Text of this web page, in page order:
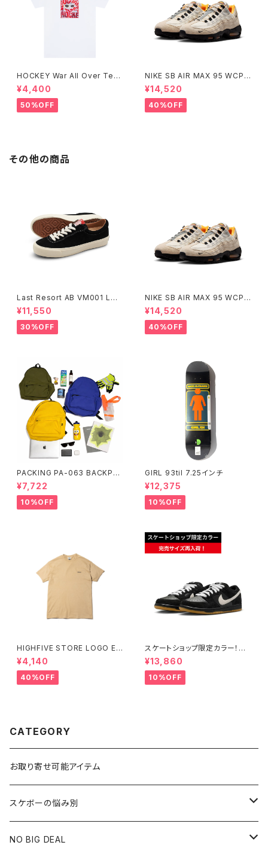
HOCKEY War All Over Tee
ホワイト
¥4,400
50%OFF
NIKE SB AIR MAX 95 WCP
ナイキエスビー エアマックス フ
ットボールコレクション Small
Size
¥14,520
40%OFF
その他の商品
Last Resort AB VM001 LO
W BLACK/WHITE
¥11,550
30%OFF
NIKE SB AIR MAX 95 WCP
ナイキエスビー エアマックス フ
ットボールコレクション Small
Size
¥14,520
40%OFF
PACKING PA-063 BACKPA
CK BLACK,OLIVE,BLUE,YEL
LOW
¥7,722
10%OFF
GIRL 93til 7.25インチ
¥12,375
10%OFF
HIGHFIVE STORE LOGO EM
BROIDERY TEE TAN
¥4,140
40%OFF
スケートショップ限定カラー！NI
KE SB DUNK LOW PRO BLA
CK/WHITE/GUM
¥13,860
10%OFF
CATEGORY
お取り寄せ可能アイテム
スケボーの悩み別
膝や腰が痛い
NO BIG DEAL